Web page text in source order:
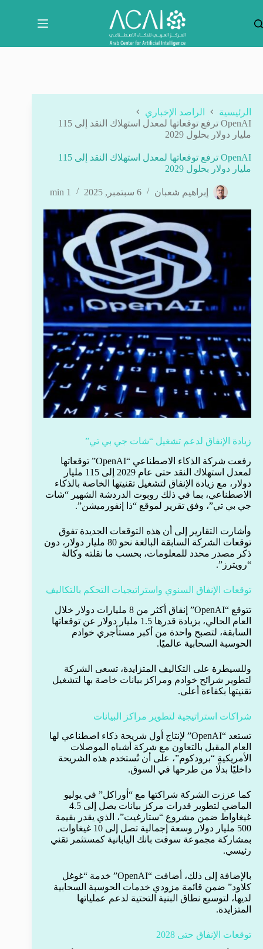
المحتوى
الرئيسية
الراصد الإخباري
OpenAI ترفع توقعاتها لمعدل استهلاك النقد إلى 115
مليار دولار بحلول 2029
OpenAI ترفع توقعاتها لمعدل استهلاك النقد إلى 115
مليار دولار بحلول 2029
إبراهيم شعبان 6 سبتمبر, 2025 1 min
زيادة الإنفاق لدعم تشغيل “شات جي بي تي”
رفعت شركة الذكاء الاصطناعي “OpenAI” توقعاتها
لمعدل استهلاك النقد حتى عام 2029 إلى 115 مليار
دولار، مع زيادة الإنفاق لتشغيل تقنيتها الخاصة بالذكاء
الاصطناعي، بما في ذلك روبوت الدردشة الشهير “شات
جي بي تي”، وفق تقرير لموقع “ذا إنفورميشن”.
وأشارت التقارير إلى أن هذه التوقعات الجديدة تفوق
توقعات الشركة السابقة البالغة نحو 80 مليار دولار، دون
ذكر مصدر محدد للمعلومات، بحسب ما نقلته وكالة
“رويترز”.
توقعات الإنفاق السنوي واستراتيجيات التحكم بالتكاليف
تتوقع “OpenAI” إنفاق أكثر من 8 مليارات دولار خلال
العام الحالي، بزيادة قدرها 1.5 مليار دولار عن توقعاتها
السابقة، لتصبح واحدة من أكبر مستأجري خوادم
الحوسبة السحابية عالميًا.
وللسيطرة على التكاليف المتزايدة، تسعى الشركة
لتطوير شرائح خوادم ومراكز بيانات خاصة بها لتشغيل
تقنيتها بكفاءة أعلى.
شراكات استراتيجية لتطوير مراكز البيانات
تستعد “OpenAI” لإنتاج أول شريحة ذكاء اصطناعي لها
العام المقبل بالتعاون مع شركة أشباه الموصلات
الأمريكية “برودكوم”، على أن تُستخدم هذه الشريحة
داخليًا بدلًا من طرحها في السوق.
كما عززت الشركة شراكتها مع “أوراكل” في يوليو
الماضي لتطوير قدرات مركز بيانات يصل إلى 4.5
غيغاواط ضمن مشروع “ستارغيت”، الذي يقدر بقيمة
500 مليار دولار وسعة إجمالية تصل إلى 10 غيغاوات،
بمشاركة مجموعة سوفت بانك اليابانية كمستثمر تقني
رئيسي.
بالإضافة إلى ذلك، أضافت “OpenAI” خدمة “غوغل
كلاود” ضمن قائمة مزودي خدمات الحوسبة السحابية
لديها، لتوسيع نطاق البنية التحتية لدعم عملياتها
المتزايدة.
توقعات الإنفاق حتى 2028